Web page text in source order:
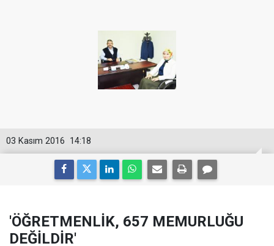
14:18
03 Kasım 2016
'ÖĞRETMENLİK, 657 MEMURLUĞU
DEĞİLDİR'